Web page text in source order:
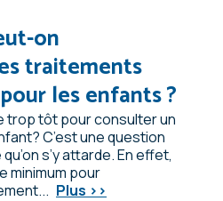
on
traitements
les enfants ?
trop tôt pour consulter un
C’est une question
s’y attarde. En effet,
minimum pour
Plus >>